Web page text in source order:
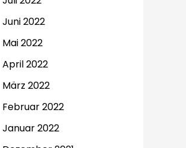
Juni 2022
Mai 2022
April 2022
März 2022
Februar 2022
Januar 2022